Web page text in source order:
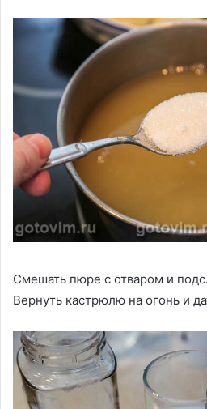
Смешать пюре с отваром и
Вернуть кастрюлю на огонь и